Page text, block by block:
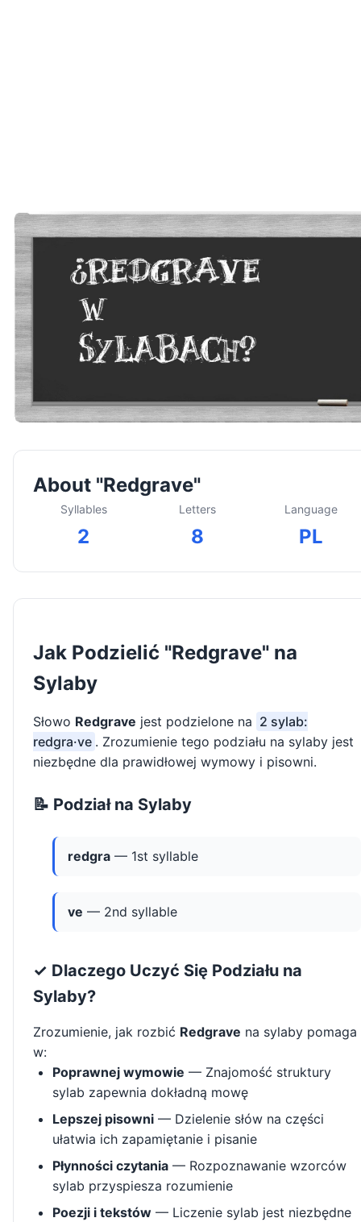
About "Redgrave"
Syllables
2
Letters
8
Language
PL
Jak Podzielić "Redgrave" na
Sylaby
Słowo Redgrave jest podzielone na 2 sylab:
redgra·ve . Zrozumienie tego podziału na sylaby jest
niezbędne dla prawidłowej wymowy i pisowni.
📝 Podział na Sylaby
redgra — 1st syllable
ve — 2nd syllable
✓ Dlaczego Uczyć Się Podziału na
Sylaby?
Zrozumienie, jak rozbić Redgrave na sylaby pomaga
w:
Poprawnej wymowie — Znajomość struktury
sylab zapewnia dokładną mowę
Lepszej pisowni — Dzielenie słów na części
ułatwia ich zapamiętanie i pisanie
Płynności czytania — Rozpoznawanie wzorców
sylab przyspiesza rozumienie
Poezji i tekstów — Liczenie sylab jest niezbędne